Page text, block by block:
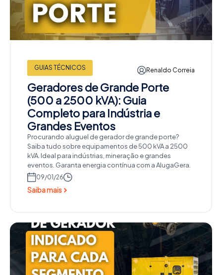
GUIAS TÉCNICOS Renaldo Correia
Geradores de Grande Porte
(500 a 2500 kVA): Guia
Completo para Indústria e
Grandes Eventos
Procurando aluguel de gerador de grande porte?
Saiba tudo sobre equipamentos de 500 kVA a 2500
kVA. Ideal para indústrias, mineração e grandes
eventos. Garanta energia contínua com a AlugaGera.
09/01/26
Saiba mais